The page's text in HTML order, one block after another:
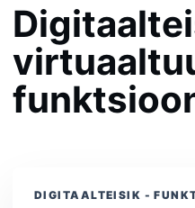
DIGITAALTEISIK -